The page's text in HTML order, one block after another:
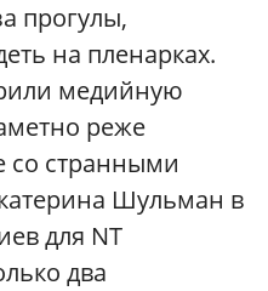
прогулы,
на пленарках.
медийную
реже
со странными
Шульман в
для NT
два